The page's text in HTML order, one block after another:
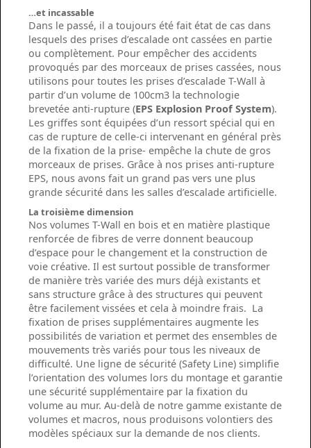
…et incassable
Dans le passé, il a toujours été fait état de cas dans
lesquels des prises d’escalade ont cassées en partie
ou complètement. Pour empêcher des accidents
provoqués par des morceaux de prises cassées, nous
utilisons pour toutes les prises d’escalade T-Wall à
partir d’un volume de 100cm3 la technologie
brevetée anti-rupture (EPS Explosion Proof System).
Les griffes sont équipées d’un ressort spécial qui en
cas de rupture de celle-ci intervenant en général près
de la fixation de la prise- empêche la chute de gros
morceaux de prises. Grâce à nos prises anti-rupture
EPS, nous avons fait un grand pas vers une plus
grande sécurité dans les salles d’escalade artificielle.
La troisième dimension
Nos volumes T-Wall en bois et en matière plastique
renforcée de fibres de verre donnent beaucoup
d’espace pour le changement et la construction de
voie créative. Il est surtout possible de transformer
de manière très variée des murs déjà existants et
sans structure grâce à des structures qui peuvent
être facilement vissées et cela à moindre frais. La
fixation de prises supplémentaires augmente les
possibilités de variation et permet des ensembles de
mouvements très variés pour tous les niveaux de
difficulté. Une ligne de sécurité (Safety Line) simplifie
l’orientation des volumes lors du montage et garantie
une sécurité supplémentaire par la fixation du
volume au mur. Au-delà de notre gamme existante de
volumes et macros, nous produisons volontiers des
modèles spéciaux sur la demande de nos clients.